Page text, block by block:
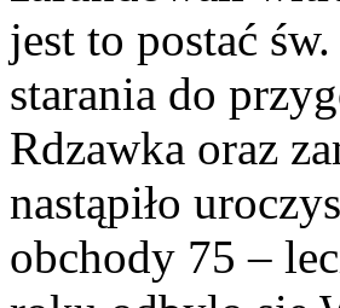
jest to postać
starania do
Rdzawka oraz
nastąpiło
obchody 75 –